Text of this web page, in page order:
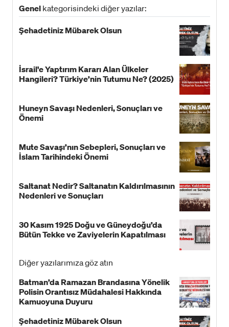
Genel kategorisindeki diğer yazılar:
Şehadetiniz Mübarek Olsun
İsrail'e Yaptırım Kararı Alan Ülkeler
Hangileri? Türkiye’nin Tutumu Ne? (2025)
Huneyn Savaşı Nedenleri, Sonuçları ve
Önemi
Mute Savaşı’nın Sebepleri, Sonuçları ve
İslam Tarihindeki Önemi
Saltanat Nedir? Saltanatın Kaldırılmasının
Nedenleri ve Sonuçları
30 Kasım 1925 Doğu ve Güneydoğu’da
Bütün Tekke ve Zaviyelerin Kapatılması
Diğer yazılarımıza göz atın
Batman’da Ramazan Brandasına Yönelik
Polisin Orantısız Müdahalesi Hakkında
Kamuoyuna Duyuru
Şehadetiniz Mübarek Olsun